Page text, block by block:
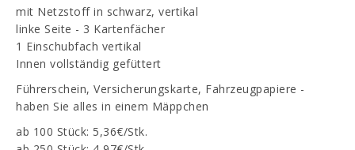
PT EN FR ES
mit Netzstoff in schwarz, vertikal
linke Seite - 3 Kartenfächer
1 Einschubfach vertikal
Innen vollständig gefüttert
Führerschein, Versicherungskarte, Fahrzeugpapiere -
haben Sie alles in einem Mäppchen
ab 100 Stück: 5,36€/Stk.
Kommentar *
Ich habe gelesen und akzeptiert
Bestimmungen